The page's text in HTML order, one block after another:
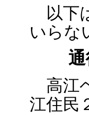
以下
いらな
高江
江住民